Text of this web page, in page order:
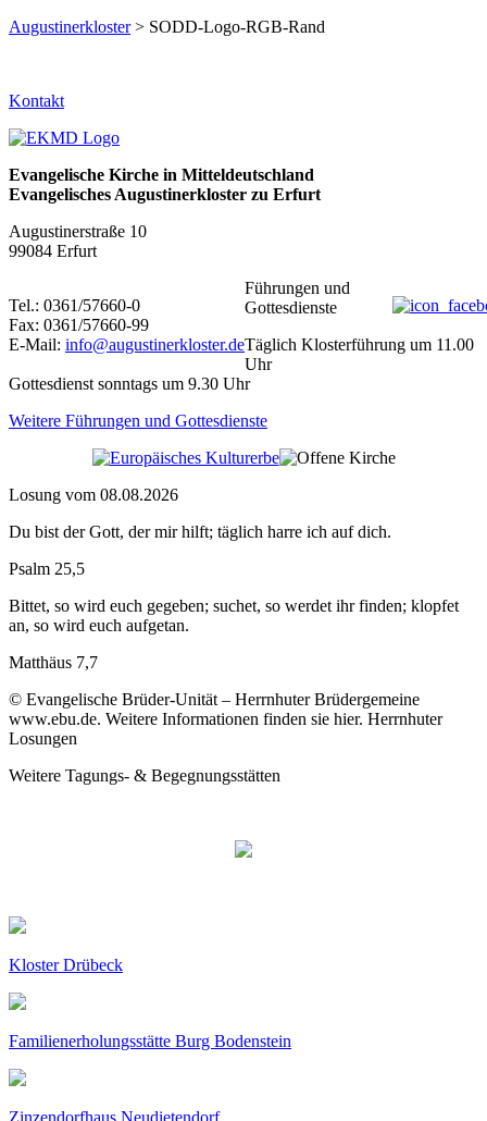
Augustinerkloster> SODD-Logo-RGB-Rand
Kontakt
Evangelische Kirche in Mitteldeutschland
Evangelisches Augustinerkloster zu Erfurt
Augustinerstraße 10
99084 Erfurt
Tel.: 0361/57660-0
Fax: 0361/57660-99
E-Mail: info@augustinerkloster.de
Führungen und
Gottesdienste
Täglich Klosterführung um 11.00
Uhr
Gottesdienst sonntags um 9.30 Uhr
Weitere Führungen und Gottesdienste
Losung vom 08.08.2026
Du bist der Gott, der mir hilft; täglich harre ich auf dich.
Psalm 25,5
Bittet, so wird euch gegeben; suchet, so werdet ihr finden; klopfet
an, so wird euch aufgetan.
Matthäus 7,7
© Evangelische Brüder-Unität – Herrnhuter Brüdergemeine
www.ebu.de. Weitere Informationen finden sie hier. Herrnhuter
Losungen
Weitere Tagungs- & Begegnungsstätten
Kloster Drübeck
Familienerholungsstätte Burg Bodenstein
Zinzendorfhaus Neudietendorf